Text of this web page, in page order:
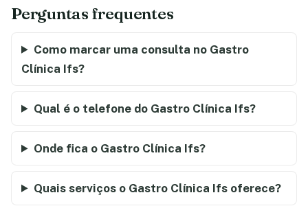
Perguntas frequentes
Como marcar uma consulta no Gastro
Clínica Ifs?
Qual é o telefone do Gastro Clínica Ifs?
Onde fica o Gastro Clínica Ifs?
Quais serviços o Gastro Clínica Ifs oferece?